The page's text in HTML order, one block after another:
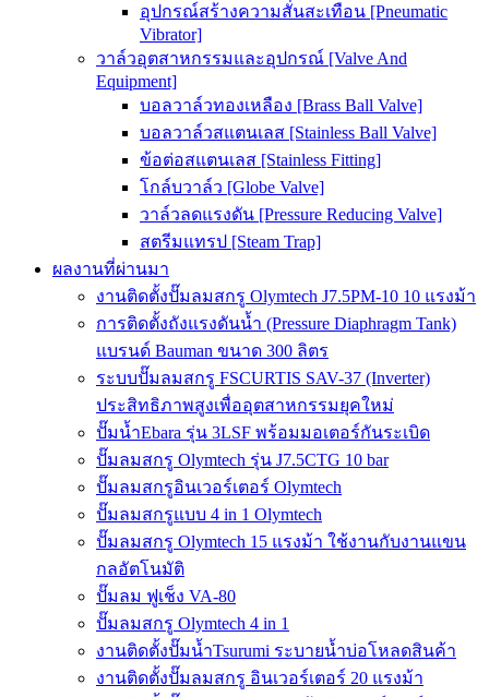
อุปกรณ์สร้างความสั่นสะเทือน [Pneumatic
Vibrator]
วาล์วอุตสาหกรรมและอุปกรณ์ [Valve And
Equipment]
บอลวาล์วทองเหลือง [Brass Ball Valve]
บอลวาล์วสแตนเลส [Stainless Ball Valve]
ข้อต่อสแตนเลส [Stainless Fitting]
โกล์บวาล์ว [Globe Valve]
วาล์วลดแรงดัน [Pressure Reducing Valve]
สตรีมแทรป [Steam Trap]
ผลงานที่ผ่านมา
งานติดตั้งปั๊มลมสกรู Olymtech J7.5PM-10 10 แรงม้า
การติดตั้งถังแรงดันน้ำ (Pressure Diaphragm Tank)
แบรนด์ Bauman ขนาด 300 ลิตร
ระบบปั๊มลมสกรู FSCURTIS SAV-37 (Inverter)
ประสิทธิภาพสูงเพื่ออุตสาหกรรมยุคใหม่
ปั๊มน้ำEbara รุ่น 3LSF พร้อมมอเตอร์กันระเบิด
ปั๊มลมสกรู Olymtech รุ่น J7.5CTG 10 bar
ปั๊มลมสกรูอินเวอร์เตอร์ Olymtech
ปั๊มลมสกรูแบบ 4 in 1 Olymtech
ปั๊มลมสกรู Olymtech 15 แรงม้า ใช้งานกับงานแขน
กลอัตโนมัติ
ปั๊มลม ฟูเช็ง VA-80
ปั๊มลมสกรู Olymtech 4 in 1
งานติดตั้งปั๊มน้ำTsurumi ระบายน้ำบ่อโหลดสินค้า
งานติดตั้งปั๊มลมสกรู อินเวอร์เตอร์ 20 แรงม้า